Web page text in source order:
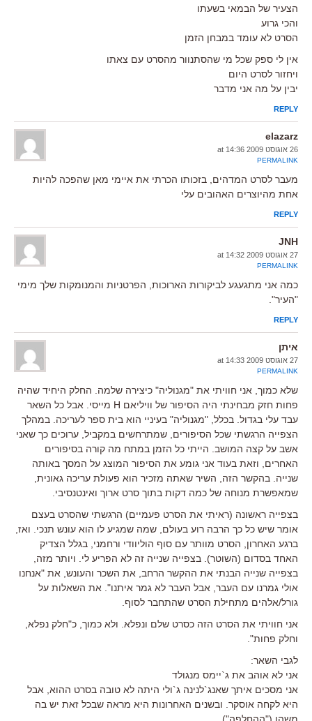
הצעיר של הבמאי בשעתו
והכי גרוע
הסרט לא עומד במבחן הזמן
אין לי ספק שכל מי שהסתנוור מהסרט עם צאתו
ויחזור לסרט היום
יבין על מה אני מדבר
REPLY
elazarz
26 אוגוסט 2009 at 14:36
PERMALINK
מעבר לסרט המדהים, בזכותו הכרתי את איימי מאן שהפכה להיות
אחת מהיוצרים האהובים עלי
REPLY
JNH
27 אוגוסט 2009 at 14:32
PERMALINK
כמה אני מתגעגע לביקורות הארוכות, הפרטניות והמנומקות שלך מימי
"העיר".
REPLY
איתן
27 אוגוסט 2009 at 14:33
PERMALINK
שלא כמוך, אני חוויתי את "מגנוליה" כיצירה שלמה. החלק היחיד שהיה
פחות חזק מבחינתי היה הסיפור של וויליאם H מייסי. אבל כל השאר
עבד עלי בגדול. בכלל, "מגנוליה" בעיניי הוא בית ספר לעריכה. במהלך
הצפייה הרגשתי שכל הסיפורים, שמתרחשים במקביל, ערוכים כך שאני
אשב על קצה המושב. הייתי כל הזמן במתח מה קורה בסיפורים
האחרים, וזאת בעוד אני גומע את הסיפור המוצג על המסך באותה
שנייה. בהקשר הזה, השיר שאתה מזכיר הוא פעולת עריכה גאונית,
שמאפשרת מנוחה של כמה דקות בתוך סרט ארוך ואינטנסיבי.
בצפייה ראשונה (ראיתי את הסרט פעמיים) הרגשתי שהסרט בעצם
אומר שיש כל כך הרבה רוע בעולם, שמה שמגיע לו הוא עונש תנכי. ואז,
ברגע האחרון, הסרט מוותר עם סוף הוליוודי ורחמני, בגלל הצדיק
האחד בסדום (השוטר). בצפייה שנייה זה לא הפריע לי. ויותר מזה,
בצפייה שנייה הבנתי את ההקשר הרחב, את השכר והעונש, את "אנחנו
אולי גמרנו עם העבר, אבל העבר לא גמר איתנו". את השאלות על
גורל/אלהים מתחילת הסרט שהתחבר לסוף.
אני חוויתי את הסרט הזה כסרט שלם ונפלא. ולא כמוך, כ"חלק נפלא,
וחלק פחות".
לגבי השאר:
אני לא אוהב את ג`יימס מנגולד
אני מסכים איתך שאנג`לנינה ג`ולי היתה לא טובה בסרט ההוא, אבל
היא לקחה אוסקר. ובשנים האחרונות היא מראה שבכל זאת יש בה